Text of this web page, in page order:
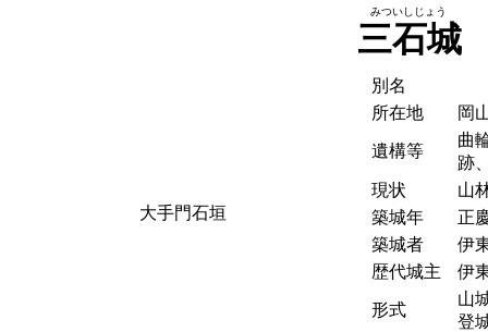
三石城
大手門石垣
別名
所在地
岡
遺構等
曲
跡
現状
山
築城年
正
築城者
伊
歴代城主
伊
形式
山
登
みついしじょう